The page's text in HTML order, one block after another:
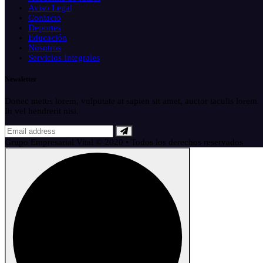
Aviso Legal
Contacto
Deportes
Educación
Nosotros
Servicios Integrales
Newsletter
Donec metus lorem, vulputate at sapien sit amet, auctor iaculis lorem.
In vel hendrerit nisi.
Grupo Empresarial Vital © 2020 • Todos los derechos reservados